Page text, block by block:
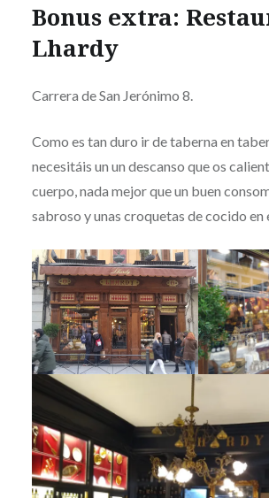
Bonus extra:
Lhardy
Carrera de San Jerónimo 8.
Como es tan duro ir de taberna en
necesitáis un un descanso que os
cuerpo, nada mejor que un buen
sabroso y unas croquetas de cocido en